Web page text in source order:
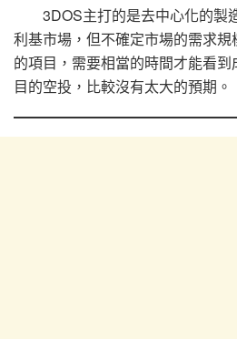
3DOS主打的是去中心化的製
利基市場，但不確定市場的需求
的項目，需要相當的時間才能看
目的空投，比較沒有太大的預期。